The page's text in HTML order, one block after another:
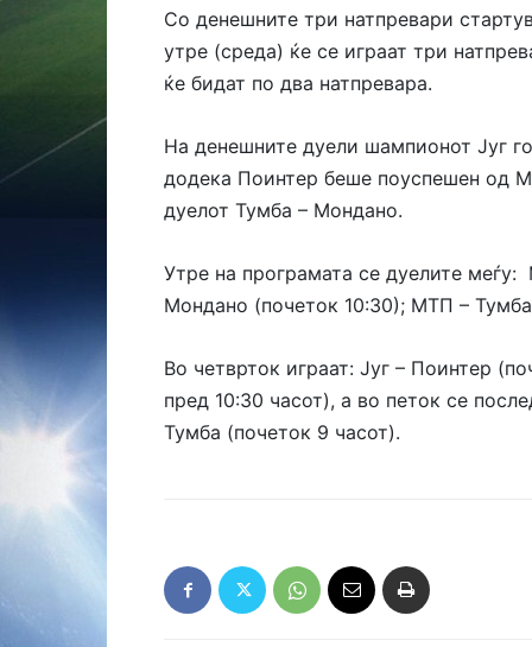
Со денешните три натпревари
утре (среда) ќе се играат три
ќе бидат по два натпревара.
На денешните дуели шампионот Југ
додека Поинтер беше поуспешен од
дуелот Тумба – Мондано.
Утре на програмата се дуелите
Мондано (почеток 10:30); МТП –
Во четврток играат: Југ – Поинтер
пред 10:30 часот), а во петок се
Тумба (почеток 9 часот).